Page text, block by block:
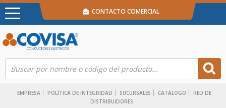
EMPRESA POLÍTICA DE INTEGRIDAD SUCURSALES CATÁLOGO
RED DE
DISTRIBUIDORES
CONTACTO COMERCIAL